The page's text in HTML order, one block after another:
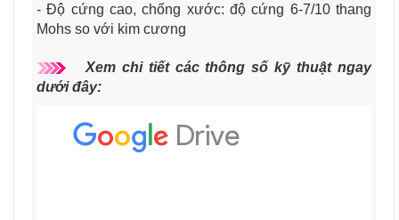
- Độ cứng cao, chống xước: độ cứng 6-7/10 thang
Mohs so với kim cương
Xem chi tiết các thông số kỹ thuật ngay
dưới đây: